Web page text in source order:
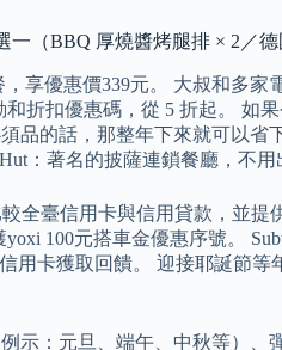
（BBQ 厚燒醬烤腿排 × 2／德
優惠價339元。 大叔和多家
折扣優惠碼，從 5 折起。 如
的話，那整年下來就可以
：著名的披薩連鎖餐廳，不
全臺信用卡與信用貸款，並
100元搭車金優惠序號。
卡獲取回饋。 迎接耶誕節
示：元旦、端午、中秋等）